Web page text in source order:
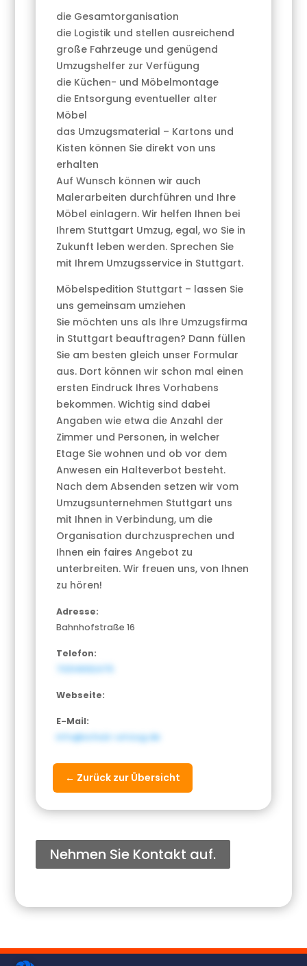
die Gesamtorganisation
die Logistik und stellen ausreichend
große Fahrzeuge und genügend
Umzugshelfer zur Verfügung
die Küchen- und Möbelmontage
die Entsorgung eventueller alter
Möbel
das Umzugsmaterial – Kartons und
Kisten können Sie direkt von uns
erhalten
Auf Wunsch können wir auch
Malerarbeiten durchführen und Ihre
Möbel einlagern. Wir helfen Ihnen bei
Ihrem Stuttgart Umzug, egal, wo Sie in
Zukunft leben werden. Sprechen Sie
mit Ihrem Umzugsservice in Stuttgart.
Möbelspedition Stuttgart – lassen Sie
uns gemeinsam umziehen
Sie möchten uns als Ihre Umzugsfirma
in Stuttgart beauftragen? Dann füllen
Sie am besten gleich unser Formular
aus. Dort können wir schon mal einen
ersten Eindruck Ihres Vorhabens
bekommen. Wichtig sind dabei
Angaben wie etwa die Anzahl der
Zimmer und Personen, in welcher
Etage Sie wohnen und ob vor dem
Anwesen ein Halteverbot besteht.
Nach dem Absenden setzen wir vom
Umzugsunternehmen Stuttgart uns
mit Ihnen in Verbindung, um die
Organisation durchzusprechen und
Ihnen ein faires Angebot zu
unterbreiten. Wir freuen uns, von Ihnen
zu hören!
Adresse:
Bahnhofstraße 16
Telefon:
70314692475
Webseite:
E-Mail:
info@schulz-umzug.de
← Zurück zur Übersicht
Nehmen Sie Kontakt auf.